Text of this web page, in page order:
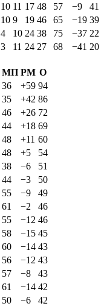
10 11 17 48 57 −9
41
10 9 19 46 65 −19 39
4 10 24 38 75 −37 22
3 11 24 27 68 −41 20
МП РМ О
36 +59 94
35 +42 86
46 +26 72
44 +18 69
48 +11 60
48 +5
54
38 −6
51
44 −3
50
55 −9
49
61 −2
46
55 −12 46
58 −15 45
60 −14 43
56 −12 43
57 −8
43
61 −14 42
50 −6
42